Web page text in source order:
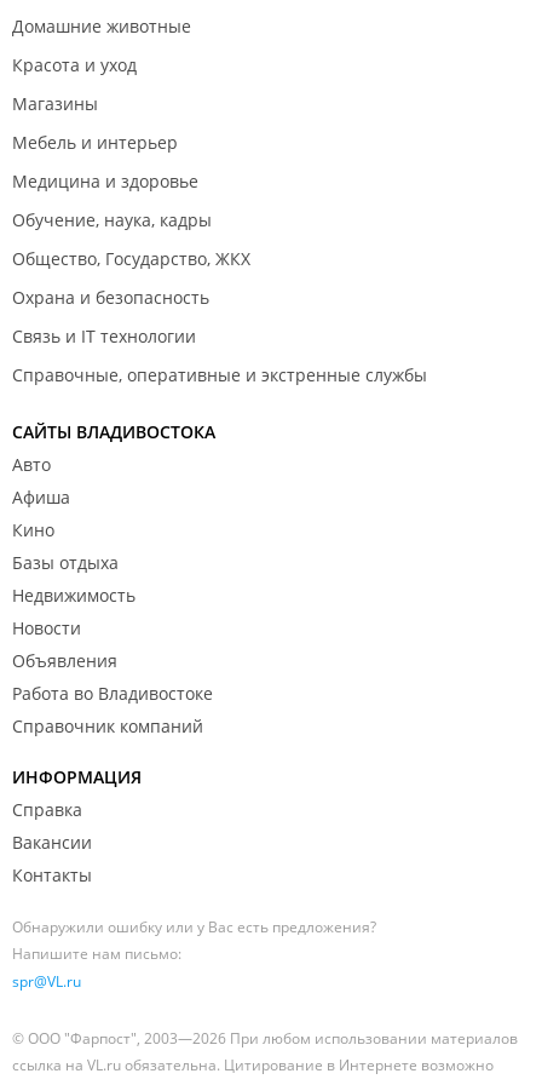
Домашние животные
Красота и уход
Магазины
Мебель и интерьер
Медицина и здоровье
Обучение, наука, кадры
Общество, Государство, ЖКХ
Охрана и безопасность
Связь и IT технологии
Справочные, оперативные и экстренные службы
САЙТЫ ВЛАДИВОСТОКА
Авто
Афиша
Кино
Базы отдыха
Недвижимость
Новости
Объявления
Работа во Владивостоке
Справочник компаний
ИНФОРМАЦИЯ
Справка
Вакансии
Контакты
Обнаружили ошибку или у Вас есть предложения?
Напишите нам письмо:
spr@VL.ru
© ООО "Фарпост", 2003—2026 При любом использовании материалов
ссылка на VL.ru обязательна. Цитирование в Интернете возможно